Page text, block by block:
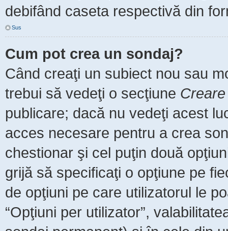
debifând caseta respectivă din
Sus
Cum pot crea un sondaj?
Când creaţi un subiect nou sau
trebui să vedeţi o secţiune
publicare; dacă nu vedeţi acest
acces necesare pentru a crea
chestionar şi cel puţin două
grijă să specificaţi o opţiune pe
de opţiuni pe care utilizatorul le
“Opţiuni per utilizator”,